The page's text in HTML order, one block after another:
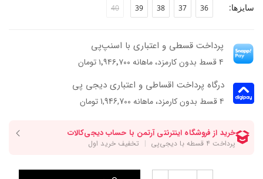
-فرم قالب: نوک مربع با پنجه متوسط
سایزها: 36
37
38
39
40
پرداخت قسطی و اعتباری با اسنپ‌پی
۴ قسط بدون کارمزد، ماهانه ۱٬۹۴۶٬۷۰۰ تومان
درگاه پرداخت اقساطی و اعتباری دیجی پی
۴ قسط بدون کارمزد، ماهانه 1,946,700 تومان